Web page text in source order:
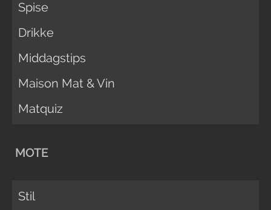
Spise
Drikke
Middagstips
Maison Mat & Vin
Matquiz
MOTE
Stil